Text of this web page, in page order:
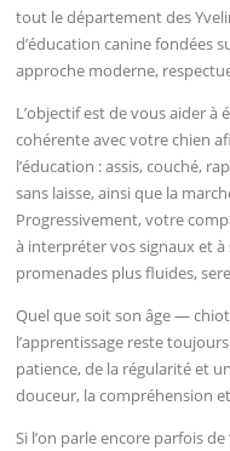
tout le département des
d’éducation canine fondées
approche moderne,
L’objectif est de vous aider
cohérente avec votre chien
l’éducation : assis, couché,
sans laisse, ainsi que la
Progressivement, votre
à interpréter vos signaux et
promenades plus fluides,
Quel que soit son âge —
l’apprentissage reste
patience, de la régularité et
douceur, la compréhension
Si l’on parle encore parfois de